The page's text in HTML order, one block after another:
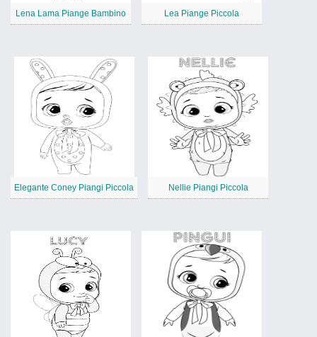
Lena Lama Piange Bambino Lea Piange Piccola
Elegante Coney Piangi Piccola Nellie Piangi Piccola